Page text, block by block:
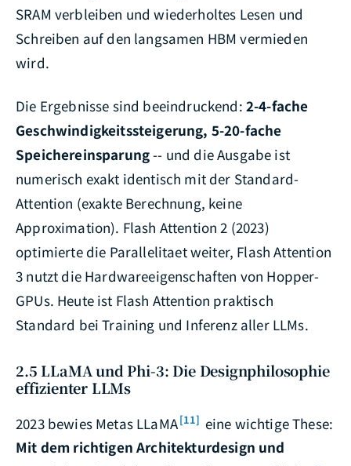
SRAM verbleiben und wiederholtes Lesen und
Schreiben auf den langsamen HBM vermieden
wird.
Die Ergebnisse sind beeindruckend: 2-4-fache
Geschwindigkeitssteigerung, 5-20-fache
Speichereinsparung-- und die Ausgabe ist
numerisch exakt identisch mit der Standard-
Attention (exakte Berechnung, keine
Approximation). Flash Attention 2 (2023)
optimierte die Parallelitaet weiter, Flash Attention
3 nutzt die Hardwareeigenschaften von Hopper-
GPUs. Heute ist Flash Attention praktisch
Standard bei Training und Inferenz aller LLMs.
2.5 LLaMA und Phi-3: Die Designphilosophie
effizienter LLMs
2023 bewies Metas LLaMA[11] eine wichtige These:
Mit dem richtigen Architekturdesign und